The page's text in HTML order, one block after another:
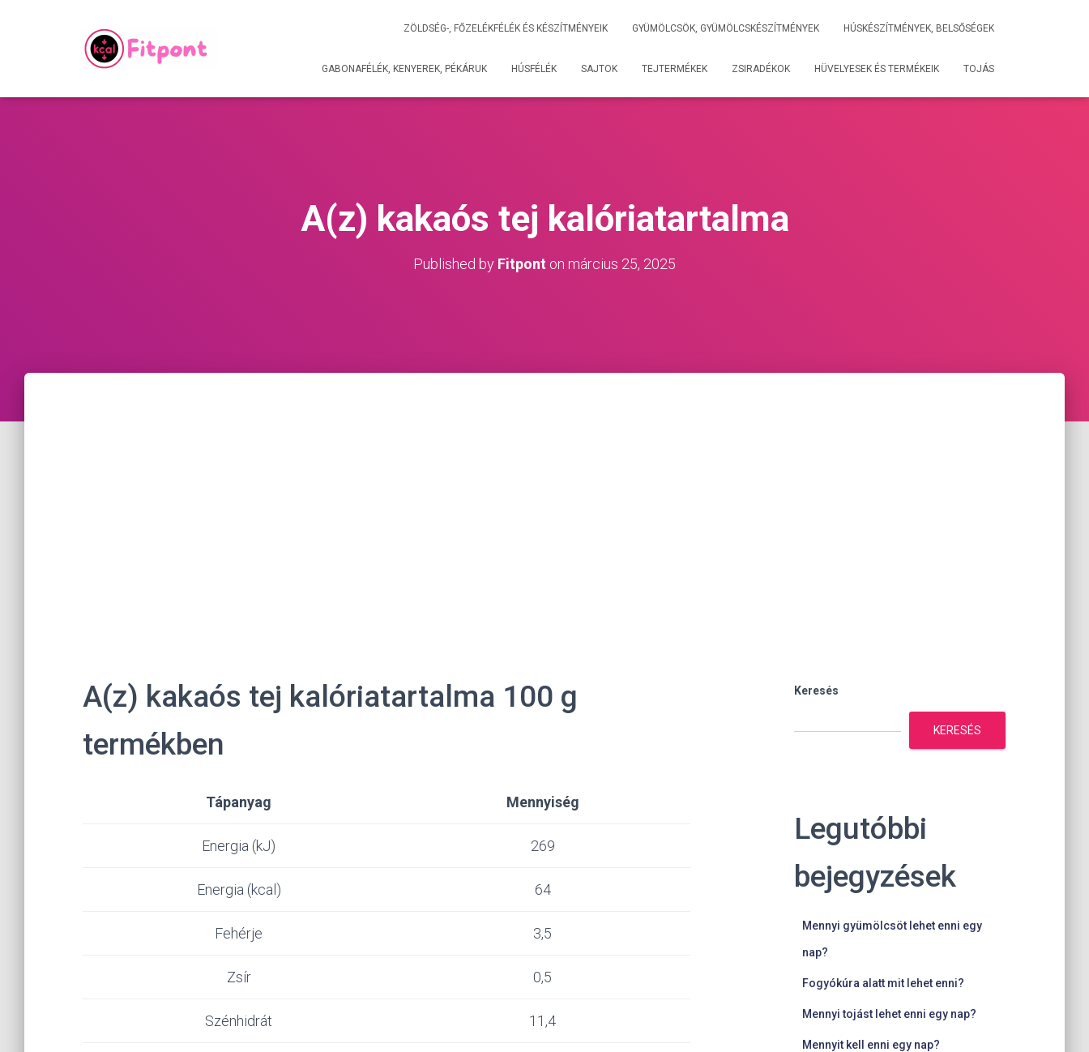
ZÖLDSÉG-, FŐZELÉKFÉLÉK ÉS KÉSZÍTMÉNYEIK GYÜMÖLCSÖK, GYÜMÖLCSKÉSZÍTMÉNYEK HÚSKÉSZÍTMÉNYEK, BELSŐSÉGEK
GABONAFÉLÉK, KENYEREK, PÉKÁRUK HÚSFÉLÉK SAJTOK TEJTERMÉKEK ZSIRADÉKOK HÜVELYESEK ÉS TERMÉKEIK TOJÁS
A(z) kakaós tej kalóriatartalma
Published by Fitpont on március 25, 2025
A(z) kakaós tej kalóriatartalma 100 g
termékben
Tápanyag Mennyiség
Energia (kJ) 269
Energia (kcal) 64
Fehérje 3,5
Zsír 0,5
Szénhidrát 11,4
Keresés
KERESÉS
Legutóbbi
bejegyzések
Mennyi gyümölcsöt lehet enni egy
nap?
Fogyókúra alatt mit lehet enni?
Mennyi tojást lehet enni egy nap?
Mennyit kell enni egy nap?